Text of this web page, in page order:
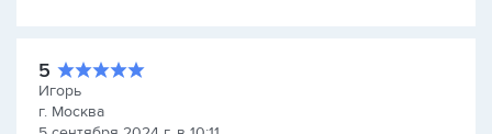
5
Игорь
г. Москва